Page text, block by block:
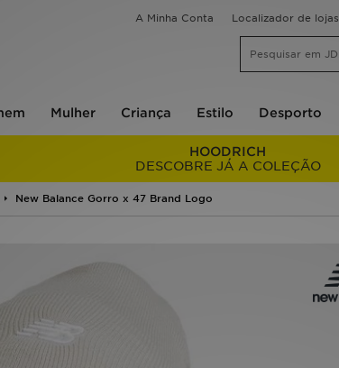
A Minha Conta Localizador de lojas
Mulher Criança Estilo Desporto
HOODRICH
DESCOBRE JÁ A COLEÇÃO
New Balance Gorro x 47 Brand Logo